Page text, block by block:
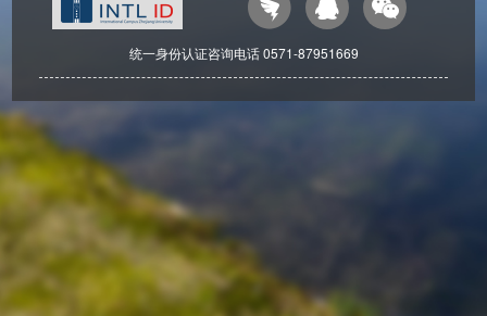
统一身份认证咨询电话 0571-87951669